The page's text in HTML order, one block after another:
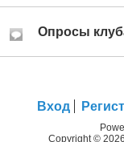
Опросы
Вход
Copyright ©